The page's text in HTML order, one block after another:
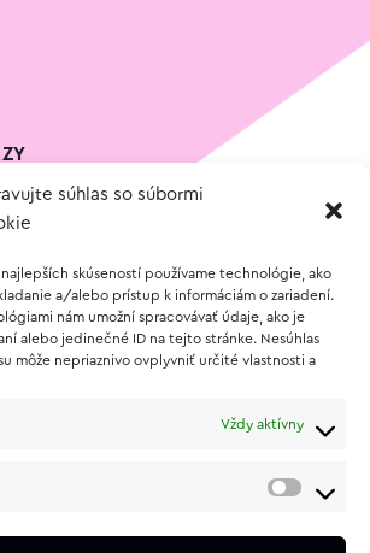
súhlas so súbormi
skúseností používame technológie, ako
a/alebo prístup k informáciám o zariadení.
nám umožní spracovávať údaje, ako je
alebo jedinečné ID na tejto stránke. Nesúhlas
môže nepriaznivo ovplyvniť určité vlastnosti a
Vždy aktívny
tovaru